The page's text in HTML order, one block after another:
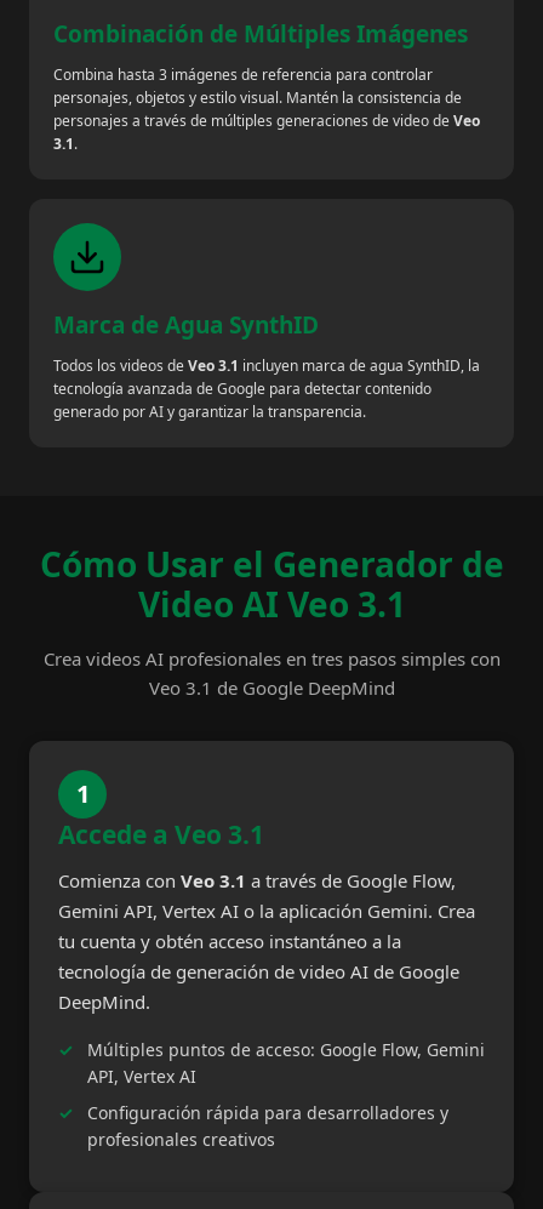
Combinación de Múltiples Imágenes
Combina hasta 3 imágenes de referencia para controlar
personajes, objetos y estilo visual. Mantén la consistencia de
personajes a través de múltiples generaciones de video deVeo
3.1.
Marca de Agua SynthID
Todos los videos deVeo 3.1 incluyen marca de agua SynthID, la
tecnología avanzada de Google para detectar contenido
generado por AI y garantizar la transparencia.
Cómo Usar el Generador de
Video AI Veo 3.1
Crea videos AI profesionales en tres pasos simples con
Veo 3.1 de Google DeepMind
1
Accede a Veo 3.1
Comienza con Veo 3.1 a través de Google Flow,
Gemini API, Vertex AI o la aplicación Gemini. Crea
tu cuenta y obtén acceso instantáneo a la
tecnología de generación de video AI de Google
DeepMind.
Múltiples puntos de acceso: Google Flow, Gemini
API, Vertex AI
Configuración rápida para desarrolladores y
profesionales creativos